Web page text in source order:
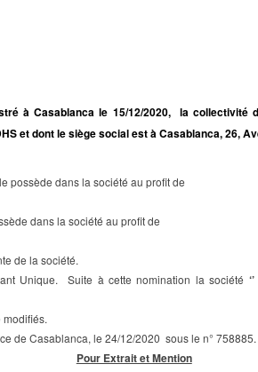
à Casablanca le 15/12/2020, la collectivité
et dont le siège social est à Casablanca, 26,
possède dans la société au profit de
dans la société au profit de
de la société.
Unique. Suite à cette nomination la société ‘’
de Casablanca, le 24/12/2020 sous le n° 758885.
Pour Extrait et Mention